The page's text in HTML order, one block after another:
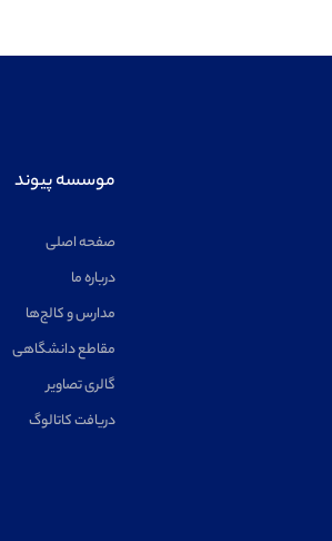
موسسه پیوند
صفحه اصلی
درباره ما
مدارس و کالج‌ها
مقاطع دانشگاهی
گالری تصاویر
دریافت کاتالوگ